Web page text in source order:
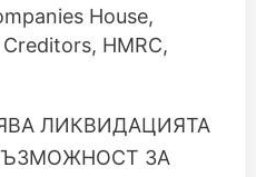
House,
Creditors, HMRC,
ЛИКВИДАЦИЯТА
ЗА